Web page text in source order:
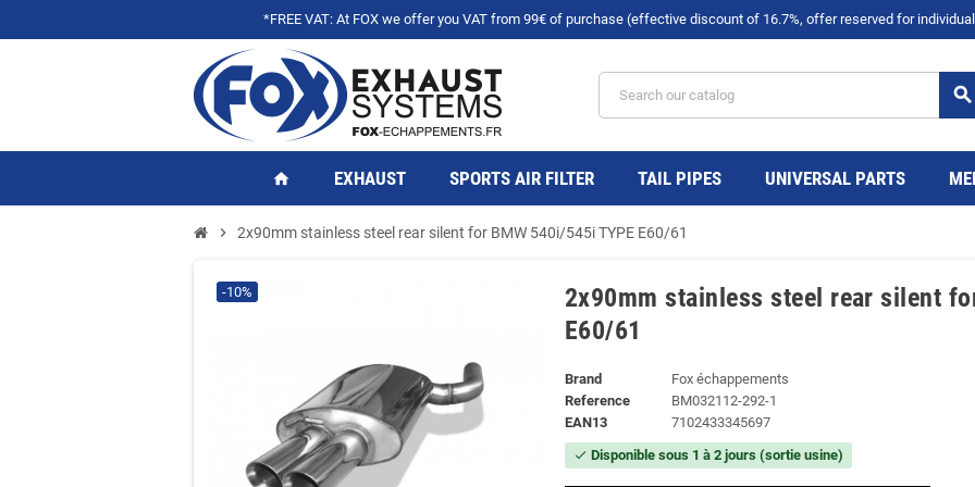
*FREE VAT: At FOX we offer you VAT from 99€ of purchase (effective discount of 16.7%, offer reserved for
search
home EXHAUST SPORTS AIR FILTER TAIL PIPES UNIVERSAL PARTS
chevron_right 2x90mm stainless steel rear silent for BMW 540i/545i TYPE E60/61
-10%
2x90mm stainless steel rear silent
E60/61
Brand
Fox échappements
Reference
BM032112-292-1
EAN13
7102433345697
check Disponible sous 1 à 2 jours (sortie usine)